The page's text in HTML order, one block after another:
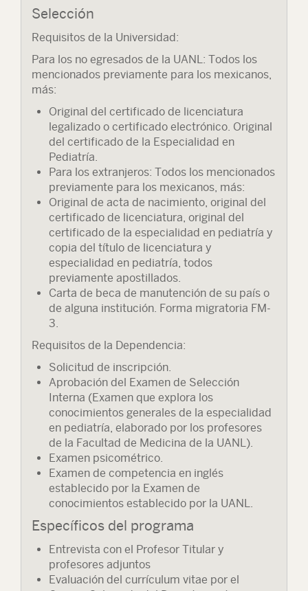
Selección
Requisitos de la Universidad:
Para los no egresados de la UANL: Todos los
mencionados previamente para los mexicanos,
más:
Original del certificado de licenciatura
legalizado o certificado electrónico. Original
del certificado de la Especialidad en
Pediatría.
Para los extranjeros: Todos los mencionados
previamente para los mexicanos, más:
Original de acta de nacimiento, original del
certificado de licenciatura, original del
certificado de la especialidad en pediatría y
copia del título de licenciatura y
especialidad en pediatría, todos
previamente apostillados.
Carta de beca de manutención de su país o
de alguna institución. Forma migratoria FM-
3.
Requisitos de la Dependencia:
Solicitud de inscripción.
Aprobación del Examen de Selección
Interna (Examen que explora los
conocimientos generales de la especialidad
en pediatría, elaborado por los profesores
de la Facultad de Medicina de la UANL).
Examen psicométrico.
Examen de competencia en inglés
establecido por la Examen de
conocimientos establecido por la UANL.
Específicos del programa
Entrevista con el Profesor Titular y
profesores adjuntos
Evaluación del currículum vitae por el